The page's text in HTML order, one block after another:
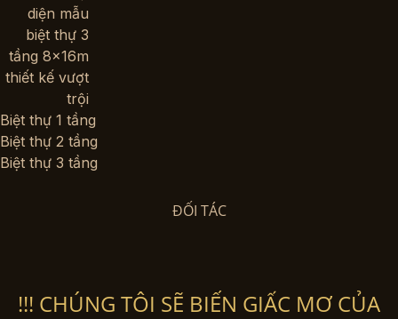
Biệt thự 1 tầng
Biệt thự 2 tầng
Biệt thự 3 tầng
ĐỐI TÁC
!!! CHÚNG TÔI SẼ BIẾN GIẤC MƠ CỦA